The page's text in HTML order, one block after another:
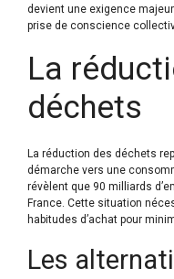
devient une exigence
prise de conscience
La
déchets
La réduction des déchets
démarche vers une
révèlent que 90 milliards
France. Cette situation
habitudes d’achat pour
Les